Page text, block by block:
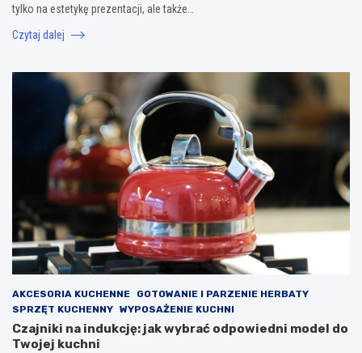
tylko na estetykę prezentacji, ale także…
Czytaj dalej
AKCESORIA KUCHENNE
GOTOWANIE I PARZENIE HERBATY
SPRZĘT KUCHENNY WYPOSAŻENIE KUCHNI
Czajniki na indukcję: jak wybrać odpowiedni model do
Twojej kuchni